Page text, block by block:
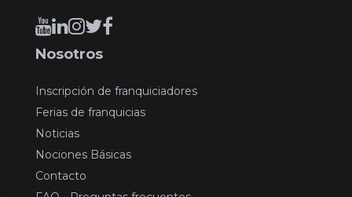
Nosotros
Inscripción de franquiciadores
Ferias de franquicias
Noticias
Nociones Básicas
Contacto